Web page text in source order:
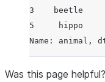
3    beetle
5     hippo
Name: animal,
Was this page helpful?